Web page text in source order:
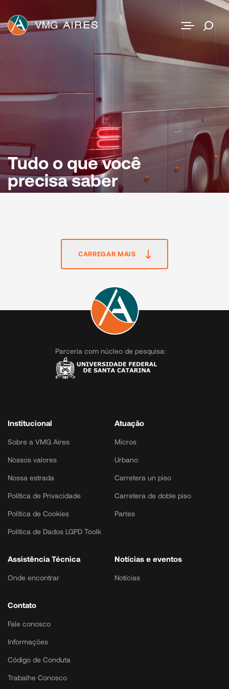
Contato
Tudo o que você
precisa saber
CARREGAR MAIS
Parceria com núcleo de pesquisa:
Institucional
Sobre a VMG Aires
Nossos valores
Nossa estrada
Política de Privacidade
Política de Cookies
Política de Dados LGPD Toolk
Atuação
Micros
Urbano
Carretera un piso
Carretera de doble piso
Partes
Assistência Técnica
Onde encontrar
Notícias e eventos
Notícias
Contato
Fale conosco
Informações
Código de Conduta
Trabalhe Conosco